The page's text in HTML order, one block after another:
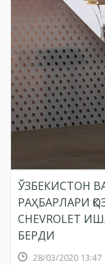
ЎЗБЕКИСТОН
РАҲБАРЛАРИ
CHEVROLET
БЕРДИ
28/03/2020 13:47